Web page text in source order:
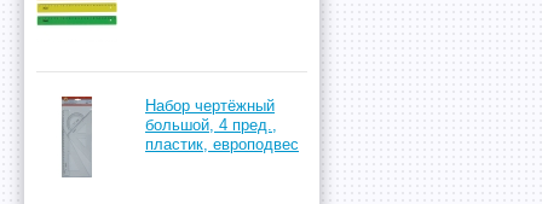
Набор чертёжный
большой, 4 пред.,
пластик, европодвес